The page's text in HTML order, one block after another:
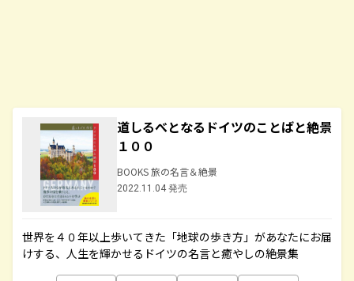
道しるべとなるドイツのことばと絶景
１００
BOOKS 旅の名言＆絶景
2022.11.04 発売
世界を４０年以上歩いてきた「地球の歩き方」があなたにお届
けする、人生を輝かせるドイツの名言と癒やしの絶景集